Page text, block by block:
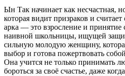
Ын Так начинает как несчастная,
которая видит призраков и
арка — это взросление и
наивной школьницы, ищущей
сильную молодую женщину,
выбор и готова пожертвовать
Она учится не только принимать
бороться за своё счастье, даже